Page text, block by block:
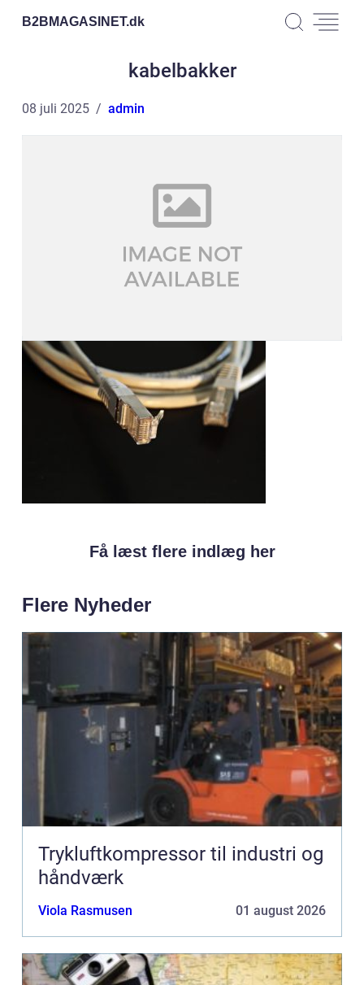
B2BMAGASINET.dk
kabelbakker
08 juli 2025 admin
Få læst flere indlæg her
Flere Nyheder
Trykluftkompressor til industri og
håndværk
Viola Rasmusen 01 august 2026